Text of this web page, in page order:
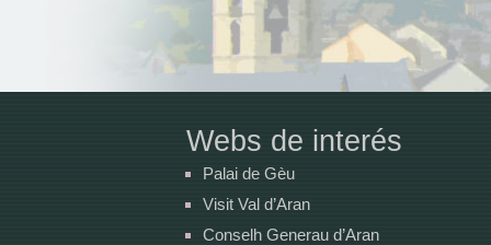
Webs de interés
Palai de Gèu
Visit Val d’Aran
Conselh Generau d’Aran